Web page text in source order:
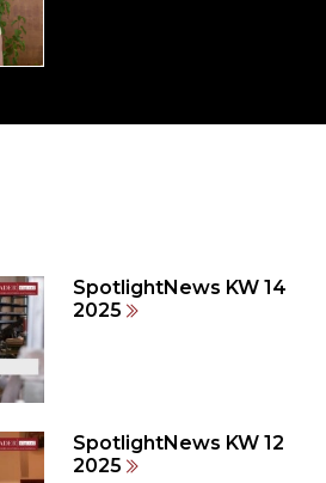
SpotlightNews KW 14
2025
SpotlightNews KW 12
2025